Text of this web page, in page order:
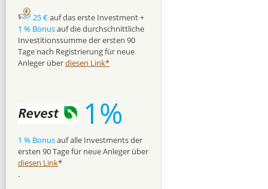
25 €auf das erste Investment +
1 % Bonusauf die durchschnittliche
Investitionssumme der ersten 90
Tage nach Registrierung für neue
Anleger überdiesen Link*
1%
1 % Bonusauf alle Investments der
ersten 90 Tage für neue Anleger über
diesen Link*
.